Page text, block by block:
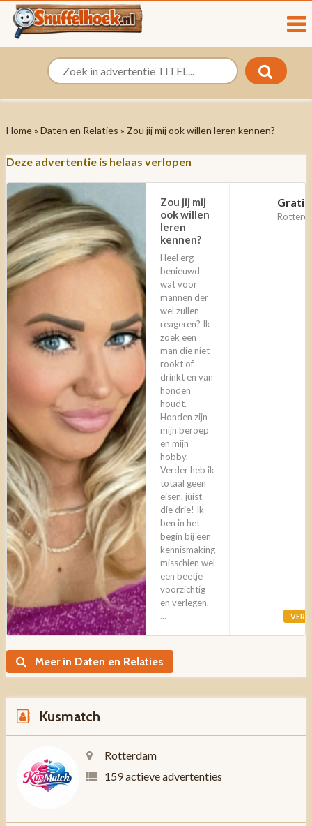
Home» Daten en Relaties » Zou jij mij ook willen leren kennen?
Deze advertentie is helaas verlopen
Zou jij mij
ook willen
leren
kennen?
Heel erg
benieuwd
wat voor
mannen der
wel zullen
reageren? Ik
zoek een
man die niet
rookt of
drinkt en van
honden
houdt.
Honden zijn
mijn beroep
en mijn
hobby.
Verder heb ik
totaal geen
eisen, juist
die drie! Ik
ben in het
begin bij een
kennismaking
misschien wel
een beetje
voorzichtig
en verlegen,
...
Gratis
Meer in Daten en Relaties
Kusmatch
Rotterdam
159 actieve advertenties